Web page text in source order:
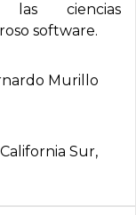
las ciencias
software.
Murillo
Sur,